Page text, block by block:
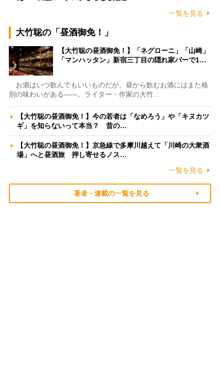
一覧を見る
大竹聡の「昼酒御免！」
【大竹聡の昼酒御免！】「ネグローニ」「山崎」
「マンハッタン」新宿三丁目の隠れ家バーで1…
お酒はいつ飲んでもいいものだが、昼から飲むお酒にはまた格
別の味わいがある――。ライター・作家の大竹…
【大竹聡の昼酒御免！】今の若者は「なめろう」や「キヌカツ
ギ」を知らないって本当？ 昔の…
【大竹聡の昼酒御免！】京急線で多摩川越えて「川崎の大衆酒
場」へと昼酒旅 押し寄せるノス…
一覧を見る
著者・連載の一覧を見る